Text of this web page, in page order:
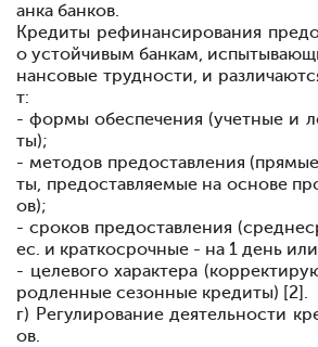
анка банков.
Кредиты рефинансирования
о устойчивым банкам,
нансовые трудности, и
т:
- формы обеспечения (учетные и
ты);
- методов предоставления
ты, предоставляемые на основе
ов);
- сроков предоставления
ес. и краткосрочные - на 1 день
- целевого характера
родленные сезонные кредиты) [2].
г) Регулирование деятельности
ов.